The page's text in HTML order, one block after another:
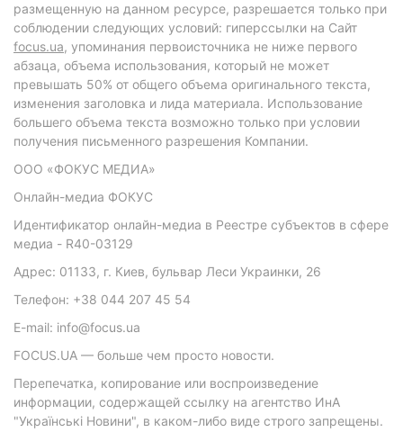
размещенную на данном ресурсе, разрешается только при
соблюдении следующих условий: гиперссылки на Сайт
focus.ua, упоминания первоисточника не ниже первого
абзаца, объема использования, который не может
превышать 50% от общего объема оригинального текста,
изменения заголовка и лида материала. Использование
большего объема текста возможно только при условии
получения письменного разрешения Компании.
ООО «ФОКУС МЕДИА»
Онлайн-медиа ФОКУС
Идентификатор онлайн-медиа в Реестре субъектов в сфере
медиа - R40-03129
Адрес: 01133, г. Киев, бульвар Леси Украинки, 26
Телефон: +38 044 207 45 54
E-mail: info@focus.ua
FOCUS.UA — больше чем просто новости.
Перепечатка, копирование или воспроизведение
информации, содержащей ссылку на агентство ИнА
"Українські Новини", в каком-либо виде строго запрещены.